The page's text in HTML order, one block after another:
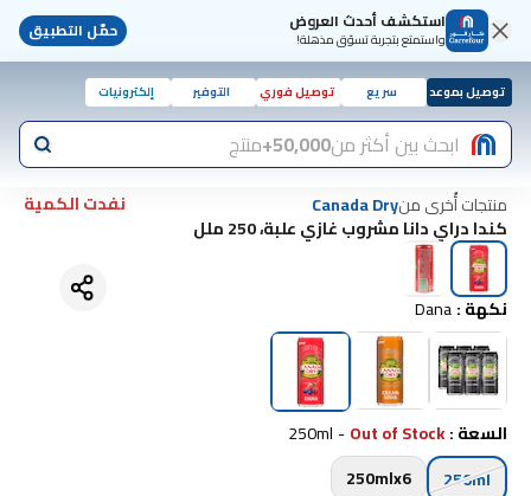
استكشف أحدث العروض
واستمتع بتجربة تسوّق مذهلة! حمّل التطبيق
توصيل بموعد سريع توصيل فوري التوفير إلكترونيات
ابحث بين أكثر من50,000+ منتج
منتجات أُخرى منCanada Dry
نفدت الكمية
كندا دراي دانا مشروب غازي علبة، 250 ملل
نكهة:
Dana
السعة:
250ml -Out of Stock
250ml
250mlx6